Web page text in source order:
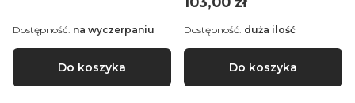
Do koszyka
Dostępność: na wyczerpaniu
Do koszyka
Dostępność: duża ilość